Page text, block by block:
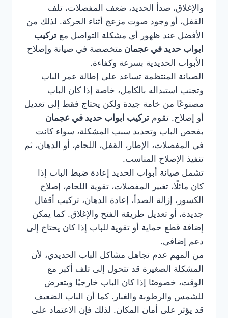
والإغلاق، صدأ الحديد، ضعف المفصلات، تلف
القفل، أو وجود صوت مزعج أثناء الحركة. لذلك من
الأفضل عند ظهور أي مشكلة التواصل مع تركيب
ابواب حديد في عجمان متخصصة في صيانة وإصلاح
الأبواب الحديدية بسرعة وكفاءة.
الصيانة المنتظمة تساعد على إطالة عمر الباب
وتجنب استبداله بالكامل، خاصة إذا كان الباب
مصنوعًا من خامة جيدة ولكن يحتاج فقط إلى تعديل
أو إصلاح. تقوم تركيب ابواب حديد في عجمان
بفحص الباب وتحديد سبب المشكلة، سواء كانت
في المفصلات، الإطار، القفل، اللحام، أو الدهان، ثم
تنفيذ الإصلاح المناسب.
تشمل صيانة أبواب الحديد إعادة ضبط الباب إذا
كان مائلًا، تغيير المفصلات، تقوية اللحام، إصلاح
الكسور، إزالة الصدأ، إعادة الدهان، تركيب أقفال
جديدة، أو تعديل طريقة الفتح والإغلاق. كما يمكن
إضافة قطع حماية أو تقوية للباب إذا كان يحتاج إلى
دعم إضافي.
من المهم عدم تجاهل مشاكل الباب الحديدي، لأن
المشكلة الصغيرة قد تتحول إلى تلف أكبر مع
الوقت، خصوصًا إذا كان الباب خارجيًا ويتعرض
للشمس والرطوبة والغبار. كما أن الباب الضعيف
قد يؤثر على أمان المكان. لذلك فإن الاعتماد على